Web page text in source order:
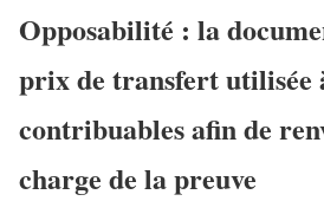
Opposabilité : la
prix de transfert utilisée
contribuables afin de
charge de la preuve